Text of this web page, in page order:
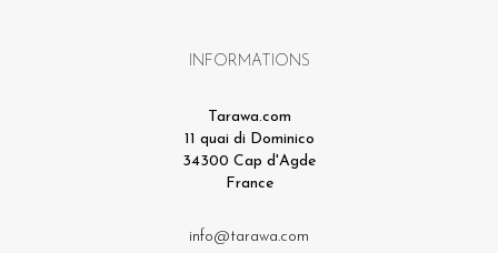
INFORMATIONS
Tarawa.com
11 quai di Dominico
34300 Cap d'Agde
France
info@tarawa.com